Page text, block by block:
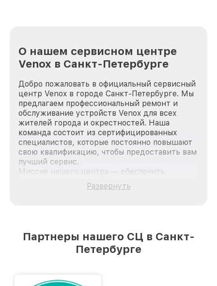
О нашем сервисном центре
Venox в Санкт-Петербурге
Добро пожаловать в официальный сервисный
центр Venox в городе Санкт-Петербурге. Мы
предлагаем профессиональный ремонт и
обслуживание устройств Venox для всех
жителей города и окрестностей. Наша
команда состоит из сертифицированных
специалистов, которые постоянно повышают
свою квалификацию, чтобы предоставить вам
лучший сервис.
Миссия нашего центра — обеспечить
качественный и доступный ремонт для
каждого пользователя продукции Venox, вне
лучшим сервисным центром Venox в городе
Санкт-Петербурге, постоянно повышая
Развернуть
Партнеры нашего СЦ в Санкт-
Петербурге